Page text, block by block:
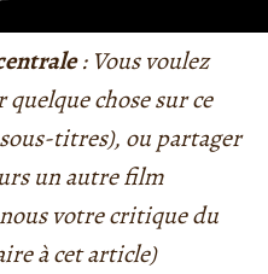
: Vous voulez
chose sur ce
titres), ou partager
un autre film
votre critique du
à cet article)